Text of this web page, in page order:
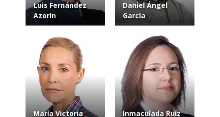
Luis Fernández
Azorín
Daniel Ángel
García
María Victoria Inmaculada Ruíz